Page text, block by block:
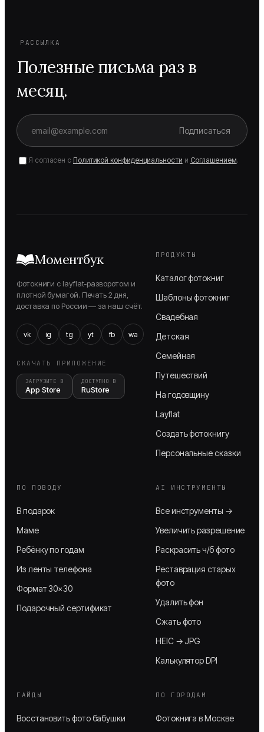
РАССЫЛКА
Полезные письма раз в
месяц.
Подписаться
Я согласен с Политикой конфиденциальности и Соглашением.
Моментбук
Фотокниги с layflat-разворотом и
плотной бумагой. Печать 2 дня,
доставка по России — за наш счёт.
vk ig tg yt fb wa
СКАЧАТЬ ПРИЛОЖЕНИЕ
ЗАГРУЗИТЕ В
App Store
ДОСТУПНО В
RuStore
ПРОДУКТЫ
Каталог фотокниг
Шаблоны фотокниг
Свадебная
Детская
Семейная
Путешествий
На годовщину
Layflat
Создать фотокнигу
Персональные сказки
ПО ПОВОДУ
В подарок
Маме
Ребёнку по годам
Из ленты телефона
Формат 30×30
Подарочный сертификат
AI ИНСТРУМЕНТЫ
Все инструменты →
Увеличить разрешение
Раскрасить ч/б фото
Реставрация старых
фото
Удалить фон
Сжать фото
HEIC → JPG
Калькулятор DPI
ГАЙДЫ
Восстановить фото бабушки
ПО ГОРОДАМ
Фотокнига в Москве